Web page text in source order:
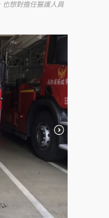
也想對擔任醫護人員